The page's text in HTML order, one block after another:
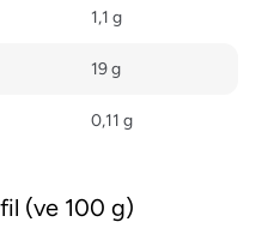
1,1 g
19 g
0,11 g
(ve 100 g)